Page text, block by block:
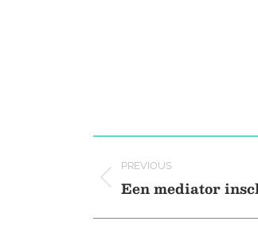
Post
navigation
PREVIOUS
Previous
Een mediator